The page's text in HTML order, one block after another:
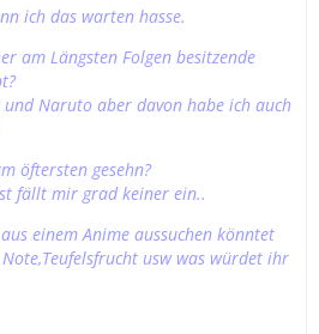
ich das warten hasse.
am Längsten Folgen besitzende
Naruto aber davon habe ich auch
öftersten gesehn?
fällt mir grad keiner ein..
einem Anime aussuchen könntet
usw was würdet ihr